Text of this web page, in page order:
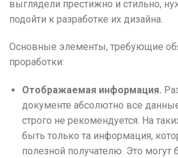
выглядели престижно и стильно,
подойти к разработке их дизайна.
Основные элементы, требующие
проработки:
Отображаемая информация.
документе абсолютно все
строго не рекомендуется. На
быть только та информация,
полезной получателю. Это могут